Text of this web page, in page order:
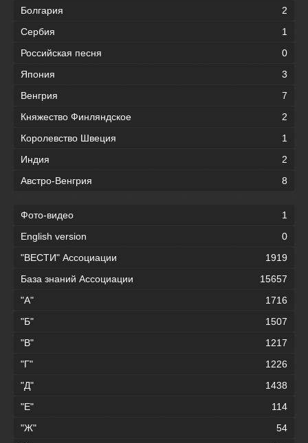
Болгария
2
Сербия
1
Российская песня
0
Япония
3
Венгрия
7
Княжество Финляндское
2
Королевство Швеция
1
Индия
2
Австро-Венгрия
8
Фото-видео
1
English version
0
"ВЕСТИ" Ассоциации
1919
База знаний Ассоциации
15657
"А"
1716
"Б"
1507
"В"
1217
"Г"
1226
"Д"
1438
"Е"
114
"Ж"
54